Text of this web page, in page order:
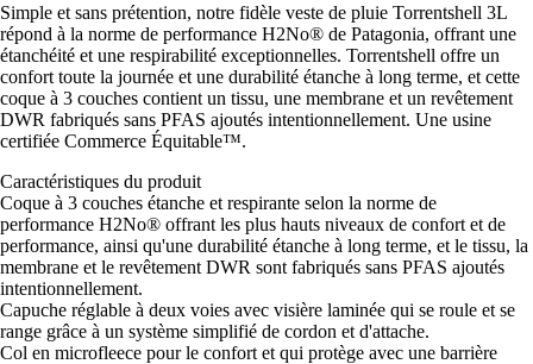
Simple et sans prétention, notre fidèle veste de pluie Torrentshell 3L
répond à la norme de performance H2No® de Patagonia, offrant une
étanchéité et une respirabilité exceptionnelles. Torrentshell offre un
confort toute la journée et une durabilité étanche à long terme, et cette
coque à 3 couches contient un tissu, une membrane et un revêtement
DWR fabriqués sans PFAS ajoutés intentionnellement. Une usine
certifiée Commerce Équitable™.
Caractéristiques du produit
Coque à 3 couches étanche et respirante selon la norme de
performance H2No® offrant les plus hauts niveaux de confort et de
performance, ainsi qu'une durabilité étanche à long terme, et le tissu, la
membrane et le revêtement DWR sont fabriqués sans PFAS ajoutés
intentionnellement.
Capuche réglable à deux voies avec visière laminée qui se roule et se
range grâce à un système simplifié de cordon et d'attache.
Col en microfleece pour le confort et qui protège avec une barrière